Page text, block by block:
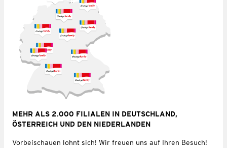
MEHR ALS 2.000 FILIALEN IN DEUTSCHLAND,
ÖSTERREICH UND DEN NIEDERLANDEN
Vorbeischauen lohnt sich! Wir freuen uns auf Ihren Besuch!